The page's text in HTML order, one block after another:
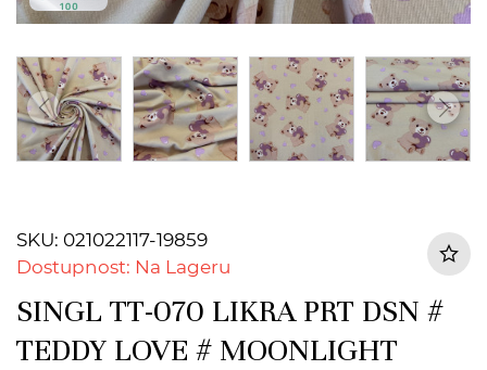
SKU: 021022117-19859
Dostupnost: Na Lageru
SINGL TT-070 LIKRA PRT DSN #
TEDDY LOVE # MOONLIGHT